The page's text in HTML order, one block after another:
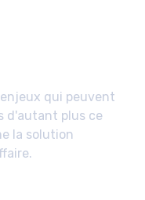
qui peuvent
d'autant plus ce
la solution